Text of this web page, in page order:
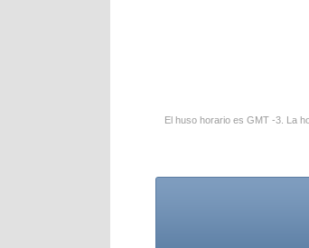
El huso horario es GMT -3. La